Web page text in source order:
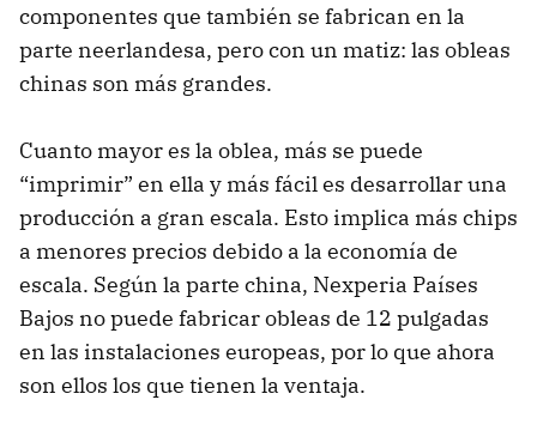
componentes que también se fabrican en la
parte neerlandesa, pero con un matiz: las obleas
chinas son más grandes.
Cuanto mayor es la oblea, más se puede
“imprimir” en ella y más fácil es desarrollar una
producción a gran escala. Esto implica más chips
a menores precios debido a la economía de
escala. Según la parte china, Nexperia Países
Bajos no puede fabricar obleas de 12 pulgadas
en las instalaciones europeas, por lo que ahora
son ellos los que tienen la ventaja.